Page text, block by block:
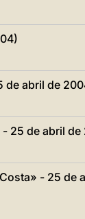
de abril de
25 de abril de
- 25 de